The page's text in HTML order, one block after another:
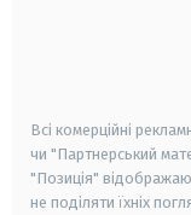
Всі комерційні
чи "Партнерський
"Позиція"
не поділяти їхніх